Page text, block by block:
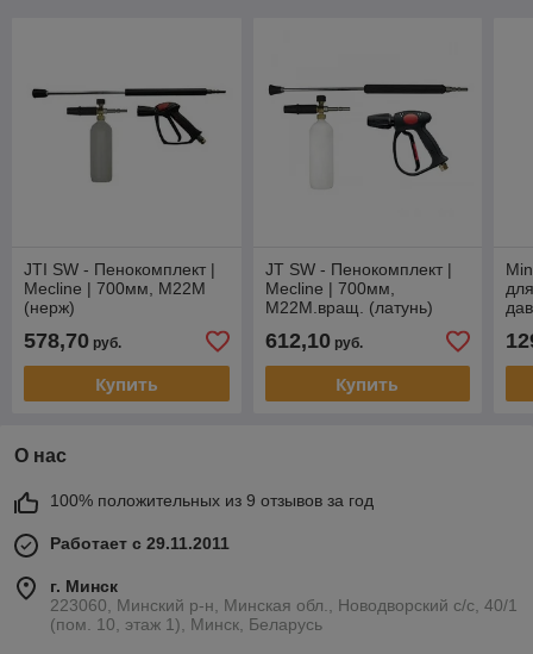
JTI SW - Пенокомплект |
Mecline | 700мм, M22M
(нерж)
578,70 руб.
Купить
JT SW - Пенокомплект |
Mecline | 700мм,
M22M.вращ. (латунь)
612,10руб.
Купить
О нас
100% положительных из 9 отзывов за год
Работает с 29.11.2011
г. Минск
223060, Минский р-н, Минская обл., Новодворский с/с, 40/1
(пом. 10, этаж 1), Минск, Беларусь